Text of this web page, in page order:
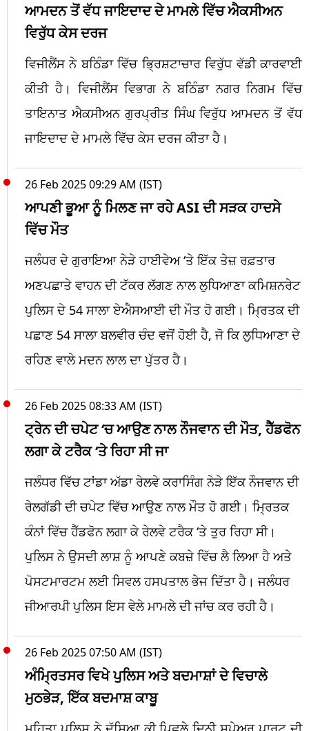
ਆਮਦਨ ਤੋਂ ਵੱਧ ਜਾਇਦਾਦ ਦੇ ਮਾਮਲੇ ਵਿੱਚ ਐਕਸੀਅਨ
ਵਿਰੁੱਧ ਕੇਸ ਦਰਜ
ਵਿਜੀਲੈਂਸ ਨੇ ਬਠਿੰਡਾ ਵਿੱਚ ਭ੍ਰਿਸ਼ਟਾਚਾਰ ਵਿਰੁੱਧ ਵੱਡੀ ਕਾਰਵਾਈ
ਕੀਤੀ ਹੈ। ਵਿਜੀਲੈਂਸ ਵਿਭਾਗ ਨੇ ਬਠਿੰਡਾ ਨਗਰ ਨਿਗਮ ਵਿੱਚ
ਤਾਇਨਾਤ ਐਕਸੀਅਨ ਗੁਰਪ੍ਰੀਤ ਸਿੰਘ ਵਿਰੁੱਧ ਆਮਦਨ ਤੋਂ ਵੱਧ
ਜਾਇਦਾਦ ਦੇ ਮਾਮਲੇ ਵਿੱਚ ਕੇਸ ਦਰਜ ਕੀਤਾ ਹੈ।
26 Feb 2025 09:29 AM (IST)
ਆਪਣੀ ਭੂਆ ਨੂੰ ਮਿਲਣ ਜਾ ਰਹੇ ASI ਦੀ ਸੜਕ ਹਾਦਸੇ
ਵਿੱਚ ਮੌਤ
ਜਲੰਧਰ ਦੇ ਗੁਰਾਇਆ ਨੇੜੇ ਹਾਈਵੇਅ ‘ਤੇ ਇੱਕ ਤੇਜ਼ ਰਫ਼ਤਾਰ
ਅਣਪਛਾਤੇ ਵਾਹਨ ਦੀ ਟੱਕਰ ਲੱਗਣ ਨਾਲ ਲੁਧਿਆਣਾ ਕਮਿਸ਼ਨਰੇਟ
ਪੁਲਿਸ ਦੇ 54 ਸਾਲਾ ਏਐਸਆਈ ਦੀ ਮੌਤ ਹੋ ਗਈ। ਮ੍ਰਿਤਕ ਦੀ
ਪਛਾਣ 54 ਸਾਲਾ ਬਲਵੀਰ ਚੰਦ ਵਜੋਂ ਹੋਈ ਹੈ, ਜੋ ਕਿ ਲੁਧਿਆਣਾ ਦੇ
ਰਹਿਣ ਵਾਲੇ ਮਦਨ ਲਾਲ ਦਾ ਪੁੱਤਰ ਹੈ।
26 Feb 2025 08:33 AM (IST)
ਟ੍ਰੇਨ ਦੀ ਚਪੇਟ ‘ਚ ਆਉਣ ਨਾਲ ਨੌਜਵਾਨ ਦੀ ਮੌਤ, ਹੈੱਡਫੋਨ
ਲਗਾ ਕੇ ਟਰੈਕ ‘ਤੇ ਰਿਹਾ ਸੀ ਜਾ
ਜਲੰਧਰ ਵਿੱਚ ਟਾਂਡਾ ਅੱਡਾ ਰੇਲਵੇ ਕਰਾਸਿੰਗ ਨੇੜੇ ਇੱਕ ਨੌਜਵਾਨ ਦੀ
ਰੇਲਗੱਡੀ ਦੀ ਚਪੇਟ ਵਿੱਚ ਆਉਣ ਨਾਲ ਮੌਤ ਹੋ ਗਈ। ਮ੍ਰਿਤਕ
ਕੰਨਾਂ ਵਿੱਚ ਹੈੱਡਫੋਨ ਲਗਾ ਕੇ ਰੇਲਵੇ ਟਰੈਕ ‘ਤੇ ਤੁਰ ਰਿਹਾ ਸੀ।
ਪੁਲਿਸ ਨੇ ਉਸਦੀ ਲਾਸ਼ ਨੂੰ ਆਪਣੇ ਕਬਜ਼ੇ ਵਿੱਚ ਲੈ ਲਿਆ ਹੈ ਅਤੇ
ਪੋਸਟਮਾਰਟਮ ਲਈ ਸਿਵਲ ਹਸਪਤਾਲ ਭੇਜ ਦਿੱਤਾ ਹੈ। ਜਲੰਧਰ
ਜੀਆਰਪੀ ਪੁਲਿਸ ਇਸ ਵੇਲੇ ਮਾਮਲੇ ਦੀ ਜਾਂਚ ਕਰ ਰਹੀ ਹੈ।
26 Feb 2025 07:50 AM (IST)
ਅੰਮ੍ਰਿਤਸਰ ਵਿਖੇ ਪੁਲਿਸ ਅਤੇ ਬਦਮਾਸ਼ਾਂ ਦੇ ਵਿਚਾਲੇ
ਮੁਠਭੇੜ, ਇੱਕ ਬਦਮਾਸ਼ ਕਾਬੂ